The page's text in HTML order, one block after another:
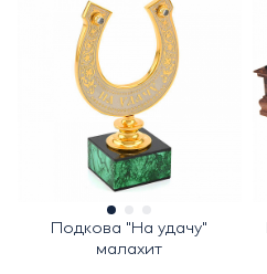
Подкова "На удачу"
малахит